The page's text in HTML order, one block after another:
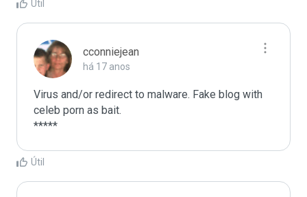
Útil
cconniejean
há 17 anos
Virus and/or redirect to malware. Fake blog with
celeb porn as bait.
*****
Útil